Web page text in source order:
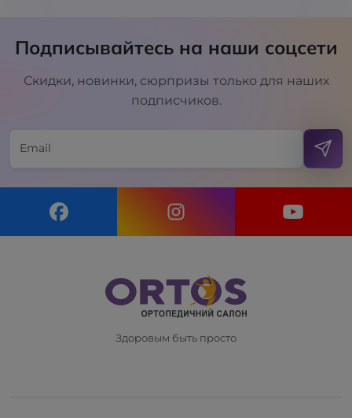
Подписывайтесь на наши соцсети
Скидки, новинки, сюрпризы только для наших
подписчиков.
Здоровым быть просто